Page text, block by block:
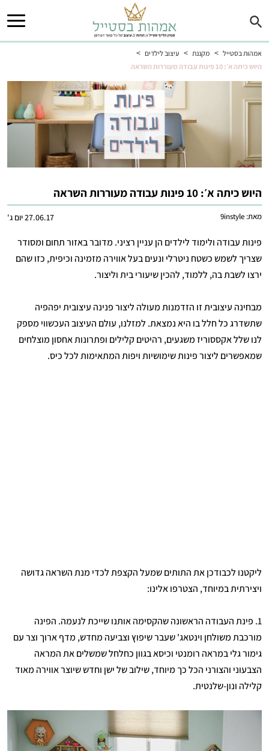
אמהות בסטייל > מקננת > עיצוב לילדים >
היוש כיתה א׳: 10 פינות עבודה מעוררות השראה
היוש כיתה א׳: 10 פינות עבודה מעוררות השראה
27.06.17 יום ג' מאת: 9instyle
פינות עבודה ולימוד לילדים הן עניין רציני. מדובר באזור תחום ומסודר
שצריך לשמש כשטח ניטרלי ונעים בעל אווירה מזמינה וכיפית, כזו שהם
ירצו לשבת בה, ללמוד, להכין שיעורי בית וליצור.
מבחינה עיצובית זו הזדמנות מעולה ליצור פנינה עיצובית יפהפיה
שתשדרג כל חלל בו היא נמצאת. למזלנו, עולם העיצוב העכשווי מספק
לנו שלל אקססוריז משגעים, רהיטים קלילים ופתרונות אחסון מוצלחים
שמאפשרים ליצור פינות שימושיות ויפות המתאימות לכל כיס.
ליקטנו לכבודכן את התותים שמעל הקצפת לכדי מנת השראה גדושה
ויצירתית במיוחד, הצטרפו אלינו:
1. פינת העבודה הראשונה שהקסימה אותנו שייכת לנעמה. הפינה
מורכבת משולחן וינטאג' שעבר שיפוץ וצביעה מחדש, מדף ארוך וצר עם
גימור גלי במראה רומנטי וכיסא בגוון כחלחל שמשלים את המראה
הצבעוני והצורני הכל כך מיוחד, שילוב של ישן וחדש שיוצר אווירה מאוד
קלילה ונון-שלנטית.